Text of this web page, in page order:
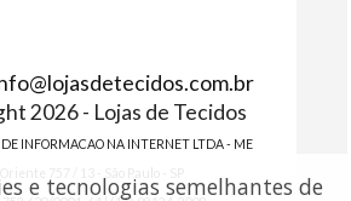
2026 - Lojas de Tecidos
INFORMACAO NA INTERNET LTDA - ME
e tecnologias semelhantes de